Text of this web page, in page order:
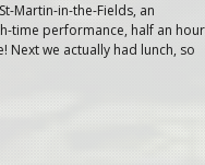
Martin-in-the-Fields, an
time performance, half an hour
we actually had lunch, so